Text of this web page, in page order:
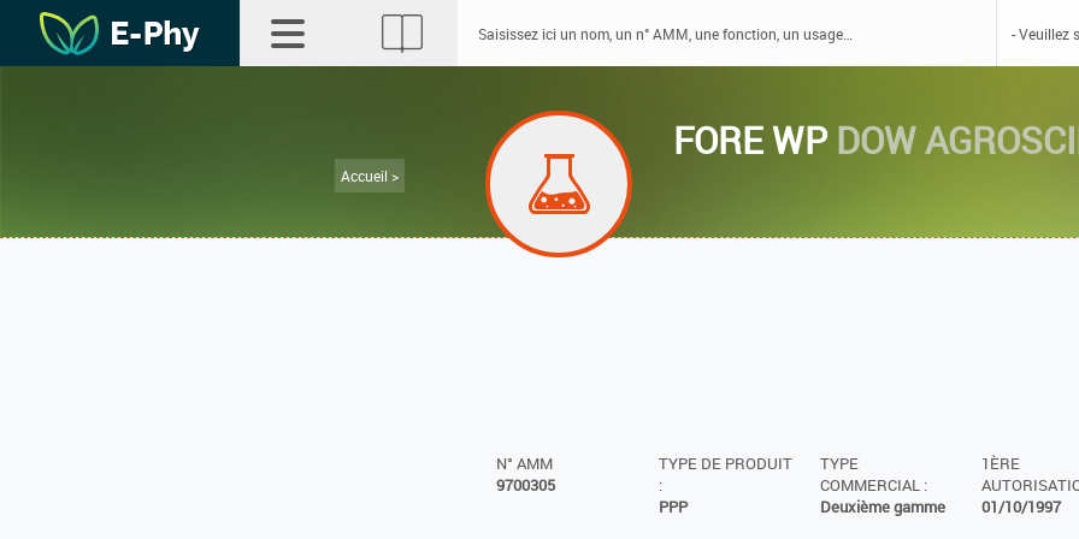
Accueil >
FORE WPDOW
N° AMM
9700305
TYPE DE PRODUIT
:
PPP
TYPE
COMMERCIAL :
Deuxième gamme
1ÈRE
01/10/1997